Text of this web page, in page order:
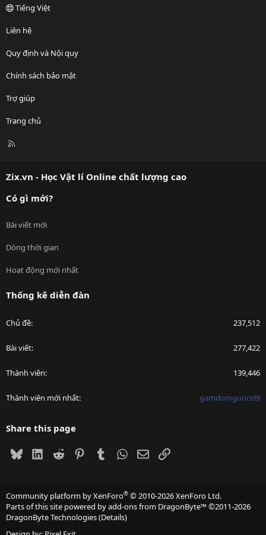
Tiếng Việt
Liên hệ
Quy định và Nội quy
Chính sách bảo mật
Trợ giúp
Trang chủ
R
Zix.vn - Học Vật lí Online chất lượng cao
Có gì mới?
Bài viết mới
Dòng thời gian
Hoạt động mới nhất
Thống kê diễn đàn
Chủ đề 237,512
Bài viết 277,422
Thành viên 139,446
Thành viên mới nhất gamdomguncel9
Share this page
BlueskyLinkedIn
Reddit PinterestTumblrWhatsApp
EmailLink
Community platform by XenForo® © 2010-2026 XenForo Ltd.
Parts of this site powered byadd-ons from DragonByte™©2011-2026
DragonByte Technologies(Details)